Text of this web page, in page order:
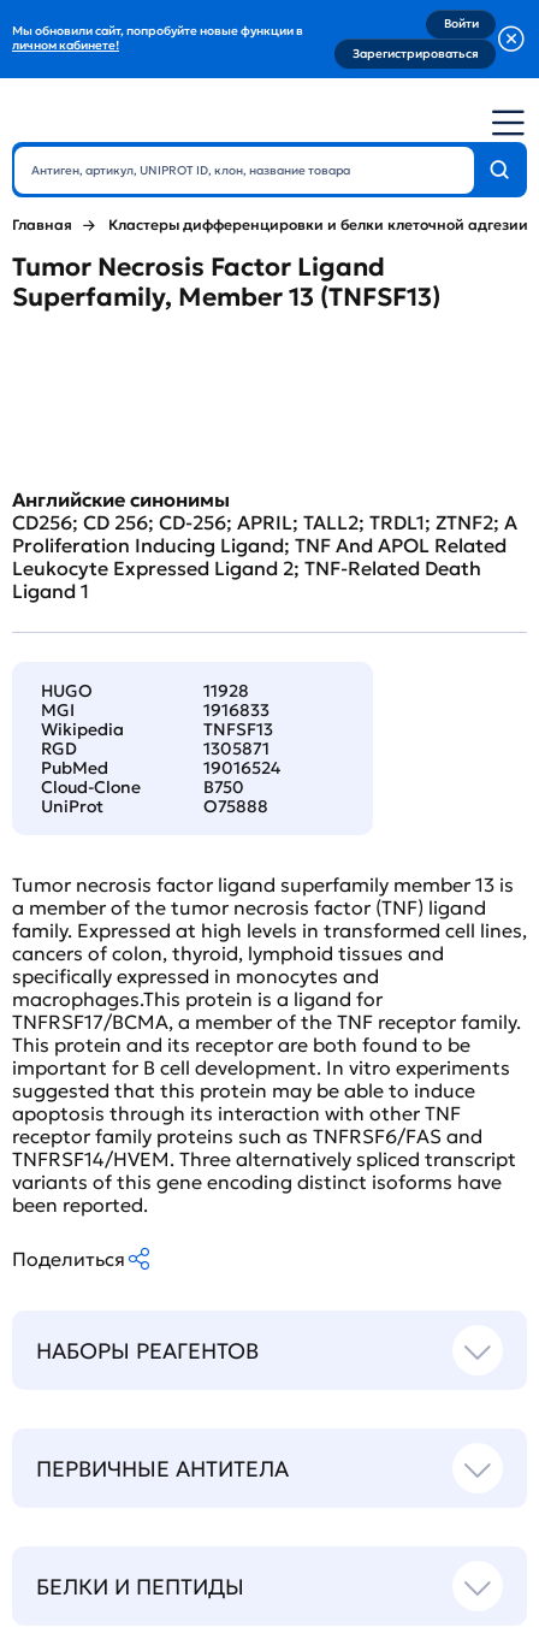
Мы обновили сайт, попробуйте новые функции в
личном кабинете!
Войти
Зарегистрироваться
Главная Кластеры дифференцировки и белки клеточной адгезии
Tumor Necrosis Factor Ligand
Superfamily, Member 13 (TNFSF13)
Английские синонимы
CD256; CD 256; CD-256; APRIL; TALL2; TRDL1; ZTNF2; A
Proliferation Inducing Ligand; TNF And APOL Related
Leukocyte Expressed Ligand 2; TNF-Related Death
Ligand 1
HUGO
11928
MGI
1916833
Wikipedia
TNFSF13
RGD
1305871
PubMed
19016524
Cloud-Clone
B750
UniProt
O75888
Tumor necrosis factor ligand superfamily member 13 is
a member of the tumor necrosis factor (TNF) ligand
family. Expressed at high levels in transformed cell lines,
cancers of colon, thyroid, lymphoid tissues and
specifically expressed in monocytes and
macrophages.This protein is a ligand for
TNFRSF17/BCMA, a member of the TNF receptor family.
This protein and its receptor are both found to be
important for B cell development. In vitro experiments
suggested that this protein may be able to induce
apoptosis through its interaction with other TNF
receptor family proteins such as TNFRSF6/FAS and
TNFRSF14/HVEM. Three alternatively spliced transcript
variants of this gene encoding distinct isoforms have
been reported.
Поделиться
НАБОРЫ РЕАГЕНТОВ
ПЕРВИЧНЫЕ АНТИТЕЛА
БЕЛКИ И ПЕПТИДЫ